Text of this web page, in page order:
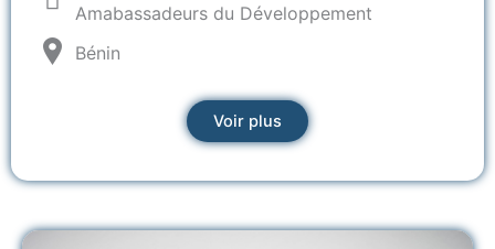
Amabassadeurs du Développement
Bénin
Voir plus